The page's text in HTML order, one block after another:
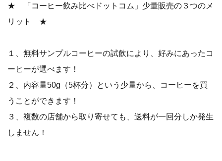
★ 「コーヒー飲み比べドットコム」少量販売の３つのメ
リット ★
１、無料サンプルコーヒーの試飲により、好みにあったコ
ーヒーが選べます！
２、内容量50g（5杯分）という少量から、コーヒーを買
うことができます！
３、複数の店舗から取り寄せても、送料が一回分しか発生
しません！